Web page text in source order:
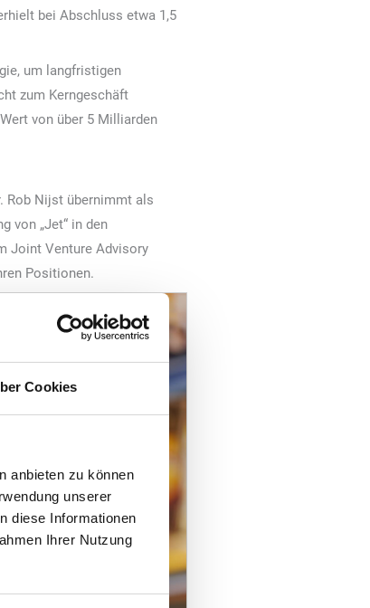
Cookies
anbieten zu können
unserer
diese Informationen
Ihrer Nutzung
bei Abschluss etwa 1,5
um langfristigen
zum Kerngeschäft
von über 5 Milliarden
Rob Nijst übernimmt als
von „Jet“ in den
Joint Venture Advisory
Positionen.